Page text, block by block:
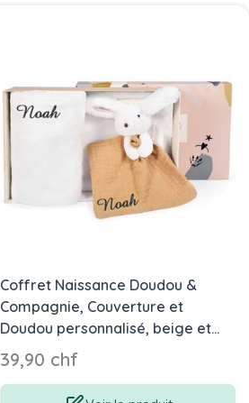
Coffret Naissance Doudou &
Compagnie, Couverture et
Doudou personnalisé, beige et
blanc
39,90 chf